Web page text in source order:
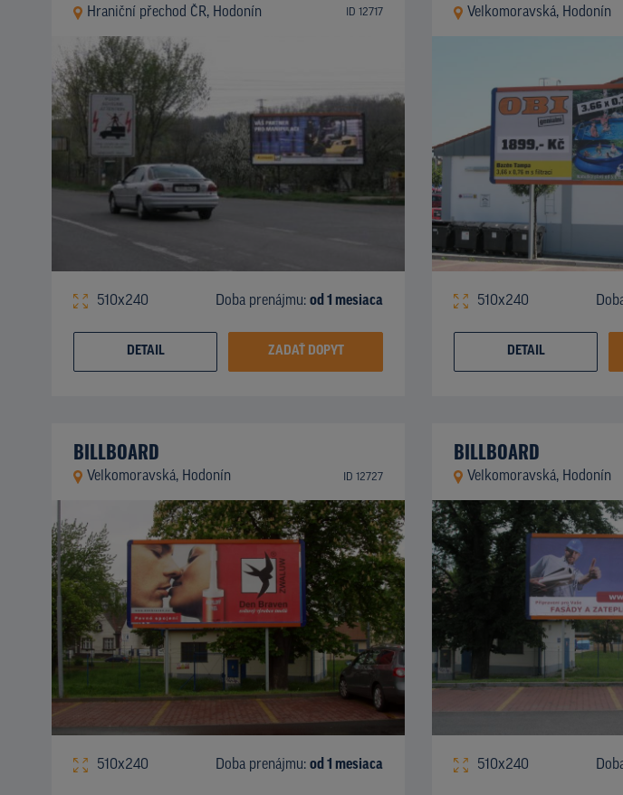
Hraniční přechod ČR, Hodonín ID 12717
510x240 Doba prenájmu: od 1 mesiaca
DETAIL ZADAŤ DOPYT
Velkomoravská, Hodonín
510x240
DETAIL
BILLBOARD
Velkomoravská, Hodonín ID 12727
510x240 Doba prenájmu: od 1 mesiaca
BILLBOARD
Velkomoravská, Hodonín
510x240